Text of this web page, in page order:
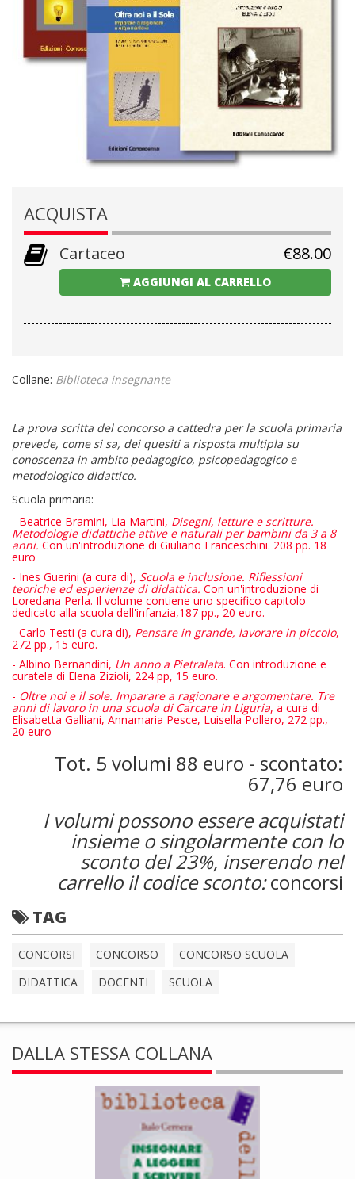
ACQUISTA
Cartaceo €88.00
AGGIUNGI AL CARRELLO
Collane: Biblioteca insegnante
La prova scritta del concorso a cattedra per la scuola primaria
prevede, come si sa, dei quesiti a risposta multipla su
conoscenza in ambito pedagogico, psicopedagogico e
metodologico didattico.
Scuola primaria:
- Beatrice Bramini, Lia Martini, Disegni, letture e scritture.
Metodologie didattiche attive e naturali per bambini da 3 a 8
anni. Con un'introduzione di Giuliano Franceschini. 208 pp. 18
euro
- Ines Guerini (a cura di), Scuola e inclusione. Riflessioni
teoriche ed esperienze di didattica. Con un'introduzione di
Loredana Perla. Il volume contiene uno specifico capitolo
dedicato alla scuola dell'infanzia,187 pp., 20 euro.
- Carlo Testi (a cura di), Pensare in grande, lavorare in piccolo,
272 pp., 15 euro.
- Albino Bernandini, Un anno a Pietralata. Con introduzione e
curatela di Elena Zizioli, 224 pp, 15 euro.
- Oltre noi e il sole. Imparare a ragionare e argomentare. Tre
anni di lavoro in una scuola di Carcare in Liguria, a cura di
Elisabetta Galliani, Annamaria Pesce, Luisella Pollero, 272 pp.,
20 euro
Tot. 5 volumi 88 euro - scontato:
67,76 euro
I volumi possono essere acquistati
insieme o singolarmente con lo
sconto del 23%, inserendo nel
carrello il codice sconto:concorsi
TAG
CONCORSI CONCORSO
CONCORSO SCUOLA
DIDATTICA
DOCENTI SCUOLA
DALLA STESSA COLLANA